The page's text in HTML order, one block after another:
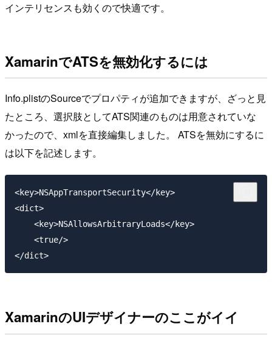
インテリセンスも効くので快適です。
XamarinでATSを無効化するには
Info.plistのSourceでプロパティが追加できますが、ざっと見
たところ、選択肢としてATS関連のものは用意されていな
かったので、xmlを直接編集しました。 ATSを無効にするに
は以下を記述します。
<key>NSAppTransportSecurity</key>
<dict>
    <key>NSAllowsArbitraryLoads</key>
    <true/>
XamarinのUIデザイナーのここがイイ